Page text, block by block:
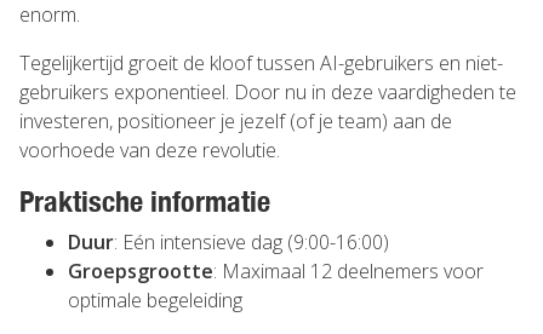
enorm.
Tegelijkertijd groeit de kloof tussen AI-gebruikers en niet-
gebruikers exponentieel. Door nu in deze vaardigheden te
investeren, positioneer je jezelf (of je team) aan de
voorhoede van deze revolutie.
Praktische informatie
Duur: Eén intensieve dag (9:00-16:00)
Groepsgrootte: Maximaal 12 deelnemers voor
optimale begeleiding